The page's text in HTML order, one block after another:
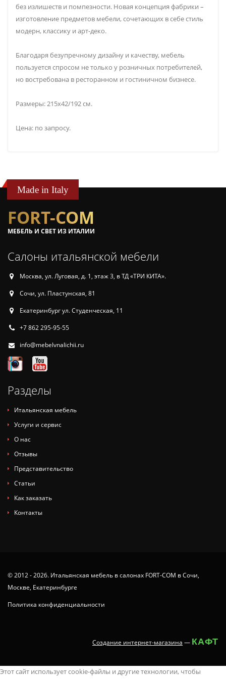
без излишеств и помпезности. Новая концепция фабрики –
изготовление предметов мебели, сочетающих в себе стиль
модерн, классику и арт-деко.
Благодаря безупречному дизайну и качеству, мебель
пользуется спросом не только у розничных потребителей,
но востребована в ресторанном и гостиничном бизнесе.
Размеры: 215х42/192 см.
Цена: по запросу.
Made in Italy
FORT-COM
МЕБЕЛЬ И СВЕТ ИЗ ИТАЛИИ
Салоны итальянской мебели
Москва, ул. Луговая, д. 1, этаж 3, в ТД «ТРИ КИТА».
Сочи, ул. Пластунская, 81
Екатеринбург ул. Студенческая, 11
+7 862 295-95-55
info@mebelvnalichii.ru
Разделы
Итальянская мебель
Услуги и сервис
О нас
Отзывы
Представительство
Статьи
Как заказать
Контакты
© 2012 - 2026. Итальянская мебель в салонах FORT-COM в Сочи,
Москве, Екатеринбурге
Политика конфиденциальности
Создание интернет-магазина — КАФТ
tamil
x
animaltube
deshi
juy-
ang
you
ang
nude
neha
latest
سكس
masaladei
xx.videos
dissidia
Этот сайт использует cookie-файлы и другие технологии, чтобы